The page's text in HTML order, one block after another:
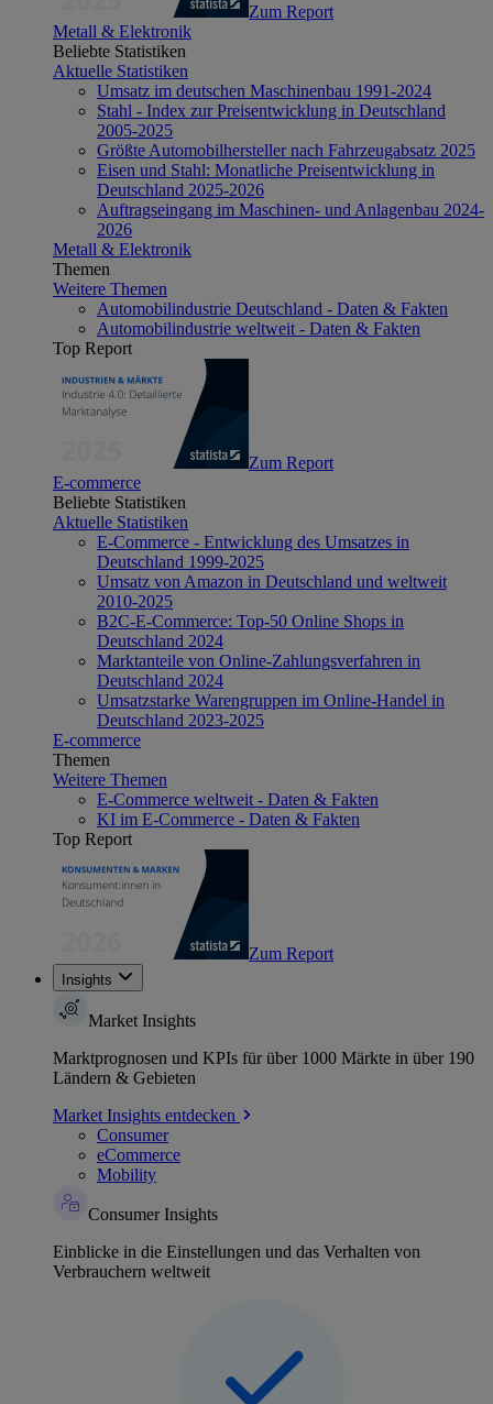
Zum Report
Metall & Elektronik
Beliebte Statistiken
Aktuelle Statistiken
Umsatz im deutschen Maschinenbau 1991-2024
Stahl - Index zur Preisentwicklung in Deutschland
2005-2025
Größte Automobilhersteller nach Fahrzeugabsatz 2025
Eisen und Stahl: Monatliche Preisentwicklung in
Deutschland 2025-2026
Auftragseingang im Maschinen- und Anlagenbau 2024-
2026
Metall & Elektronik
Themen
Weitere Themen
Automobilindustrie Deutschland - Daten & Fakten
Automobilindustrie weltweit - Daten & Fakten
Top Report
Zum Report
E-commerce
Beliebte Statistiken
Aktuelle Statistiken
E-Commerce - Entwicklung des Umsatzes in
Deutschland 1999-2025
Umsatz von Amazon in Deutschland und weltweit
2010-2025
B2C-E-Commerce: Top-50 Online Shops in
Deutschland 2024
Marktanteile von Online-Zahlungsverfahren in
Deutschland 2024
Umsatzstarke Warengruppen im Online-Handel in
Deutschland 2023-2025
E-commerce
Themen
Weitere Themen
E-Commerce weltweit - Daten & Fakten
KI im E-Commerce - Daten & Fakten
Top Report
Zum Report
Insights
Market Insights
Marktprognosen und KPIs für über 1000 Märkte in über 190
Ländern & Gebieten
Market Insights entdecken
Consumer
eCommerce
Mobility
Consumer Insights
Einblicke in die Einstellungen und das Verhalten von
Verbrauchern weltweit